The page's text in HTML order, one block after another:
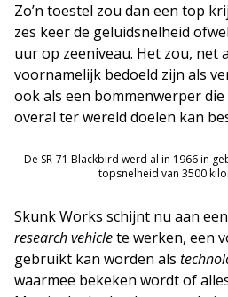
Zo’n toestel zou dan een top
zes keer de geluidsnelheid
uur op zeeniveau. Het zou, net
voornamelijk bedoeld zijn als
ook als een bommenwerper
overal ter wereld doelen kan
De SR-71 Blackbird werd al in 1966 in
topsnelheid van 3500
Skunk Works schijnt nu aan
research vehiclete werken, een
gebruikt kan worden als
waarmee bekeken wordt of